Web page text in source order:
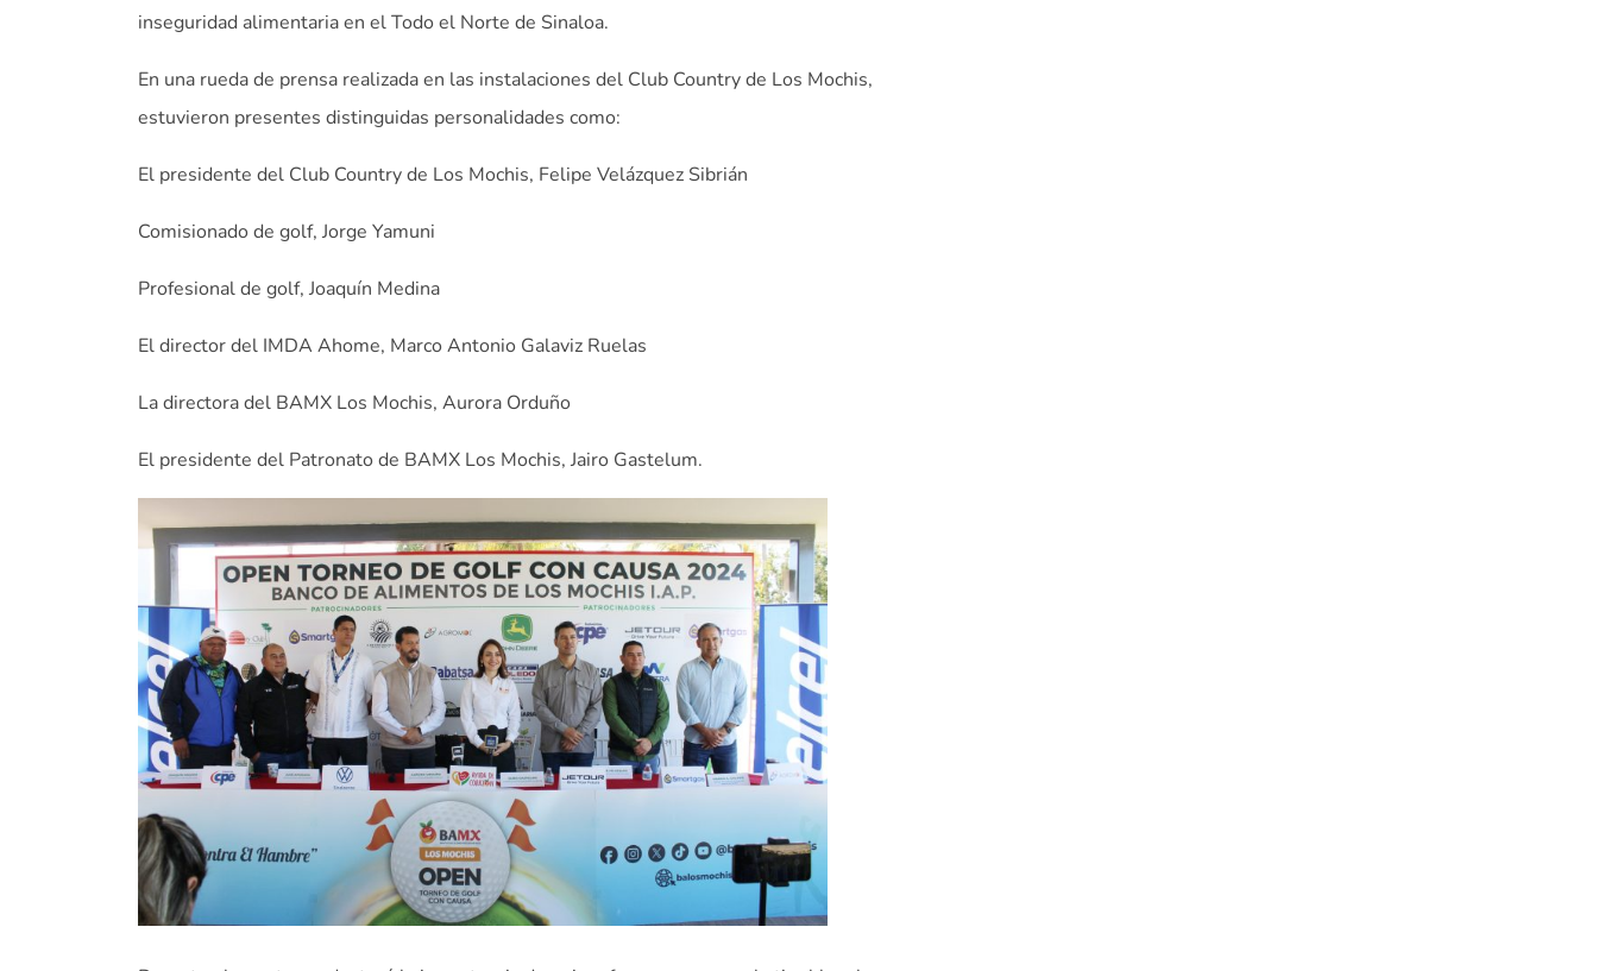
inseguridad alimentaria en el Todo el Norte de Sinaloa.
En una rueda de prensa realizada en las instalaciones del Club Country de Los Mochis,
estuvieron presentes distinguidas personalidades como:
El presidente del Club Country de Los Mochis, Felipe Velázquez Sibrián
Comisionado de golf, Jorge Yamuni
Profesional de golf, Joaquín Medina
El director del IMDA Ahome, Marco Antonio Galaviz Ruelas
La directora del BAMX Los Mochis, Aurora Orduño
El presidente del Patronato de BAMX Los Mochis, Jairo Gastelum.